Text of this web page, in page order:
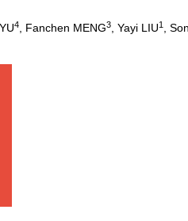
4 , Fanchen MENG3 , Yayi LIU1 ,